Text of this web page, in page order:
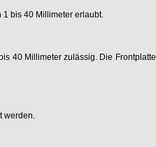
1 bis 40 Millimeter erlaubt.
40 Millimeter zulässig. Die
werden.